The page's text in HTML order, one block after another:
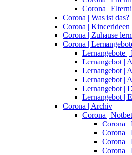
Corona |
Corona | Was ist das?
Corona | Kinderideen
Corona | Zuhause
Corona |
Lernangebote |
Lernangebot |
Lernangebot |
Lernangebot |
Lernangebot |
Lernangebot |
Corona | Archiv
Corona |
Corona |
Corona |
Corona |
Corona |